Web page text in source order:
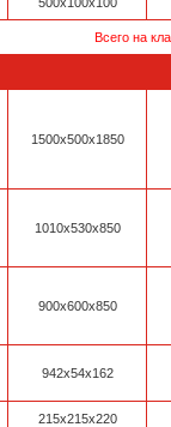
Всего на
1500x500x1850
1010х530х850
900x600x850
942x54x162
215х215х220